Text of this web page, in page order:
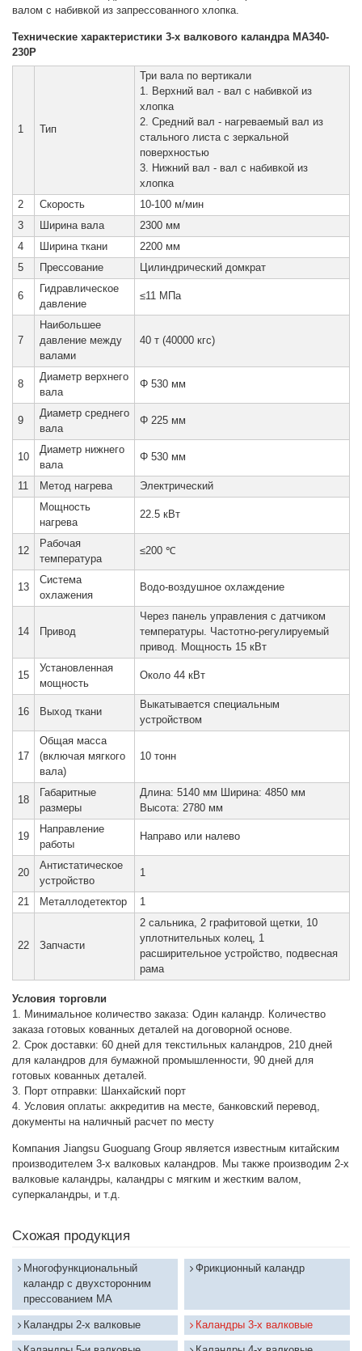
валом с набивкой из запрессованного хлопка.
Технические характеристики 3-х валкового каландра MA340-
230P
1 Тип
Три вала по вертикали
1. Верхний вал - вал с набивкой из
хлопка
2. Средний вал - нагреваемый вал из
стального листа с зеркальной
поверхностью
3. Нижний вал - вал с набивкой из
хлопка
2
Скорость
10-100 м/мин
3
Ширина вала
2300 мм
4
Ширина ткани
2200 мм
5
Прессование Цилиндрический домкрат
6
Гидравлическое
давление
≤11 МПа
7
Наибольшее
давление между
валами
40 т (40000 кгс)
8
Диаметр верхнего
вала
Φ 530 мм
9
Диаметр среднего
вала
Φ 225 мм
10
Диаметр нижнего
вала
Φ 530 мм
11 Метод нагрева
Электрический
Мощность
нагрева
22.5 кВт
12
Рабочая
температура
≤200 ℃
13
Система
охлажения
Водо-воздушное охлаждение
14 Привод
Через панель управления с датчиком
температуры. Частотно-регулируемый
привод. Мощность 15 кВт
15
Установленная
мощность
Около 44 кВт
16 Выход ткани
Выкатывается специальным
устройством
17
Общая масса
(включая мягкого
вала)
10 тонн
18
Габаритные
размеры
Длина: 5140 мм Ширина: 4850 мм
Высота: 2780 мм
19
Направление
работы
Направо или налево
20
Антистатическое
устройство
1
21 Металлодетектор 1
22 Запчасти
2 сальника, 2 графитовой щетки, 10
уплотнительных колец, 1
расширительное устройство, подвесная
рама
Условия торговли
1. Минимальное количество заказа: Один каландр. Количество
заказа готовых кованных деталей на договорной основе.
2. Срок доставки: 60 дней для текстильных каландров, 210 дней
для каландров для бумажной промышленности, 90 дней для
готовых кованных деталей.
3. Порт отправки: Шанхайский порт
4. Условия оплаты: аккредитив на месте, банковский перевод,
документы на наличный расчет по месту
Компания Jiangsu Guoguang Group является известным китайским
производителем 3-х валковых каландров. Мы также производим 2-х
валковые каландры, каландры с мягким и жестким валом,
суперкаландры, и т.д.
Схожая продукция
Многофункциональный
каландр с двухсторонним
прессованием MA
Фрикционный каландр
Каландры 2-х валковые Каландры 3-х валковые